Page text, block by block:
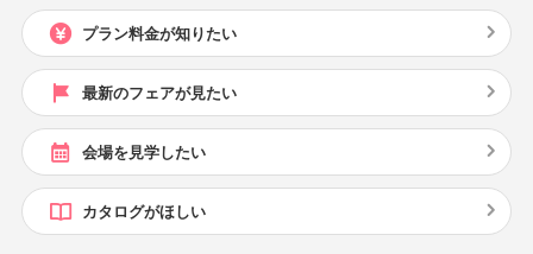
プラン料金が知りたい
最新のフェアが見たい
会場を見学したい
カタログがほしい